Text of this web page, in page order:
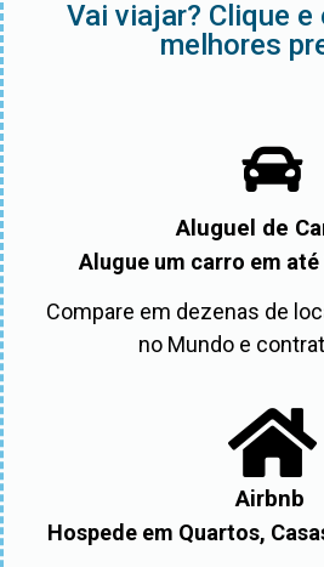
Vai viajar? Clique
melhores
Aluguel de
Alugue um carro em até
Compare em dezenas de
no Mundo e
Airbnb
Hospede em Quartos,